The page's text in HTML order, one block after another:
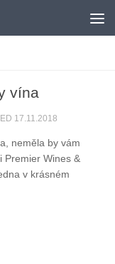
vína
17.11.2018
neměla by vám
Premier Wines &
v krásném